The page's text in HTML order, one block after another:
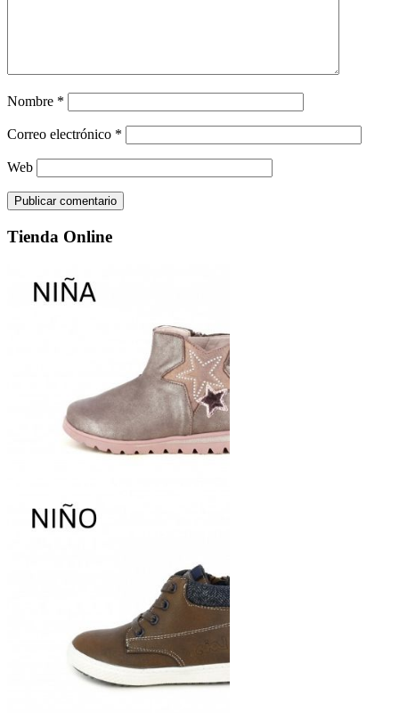
Nombre *
Correo electrónico *
Web
Tienda Online